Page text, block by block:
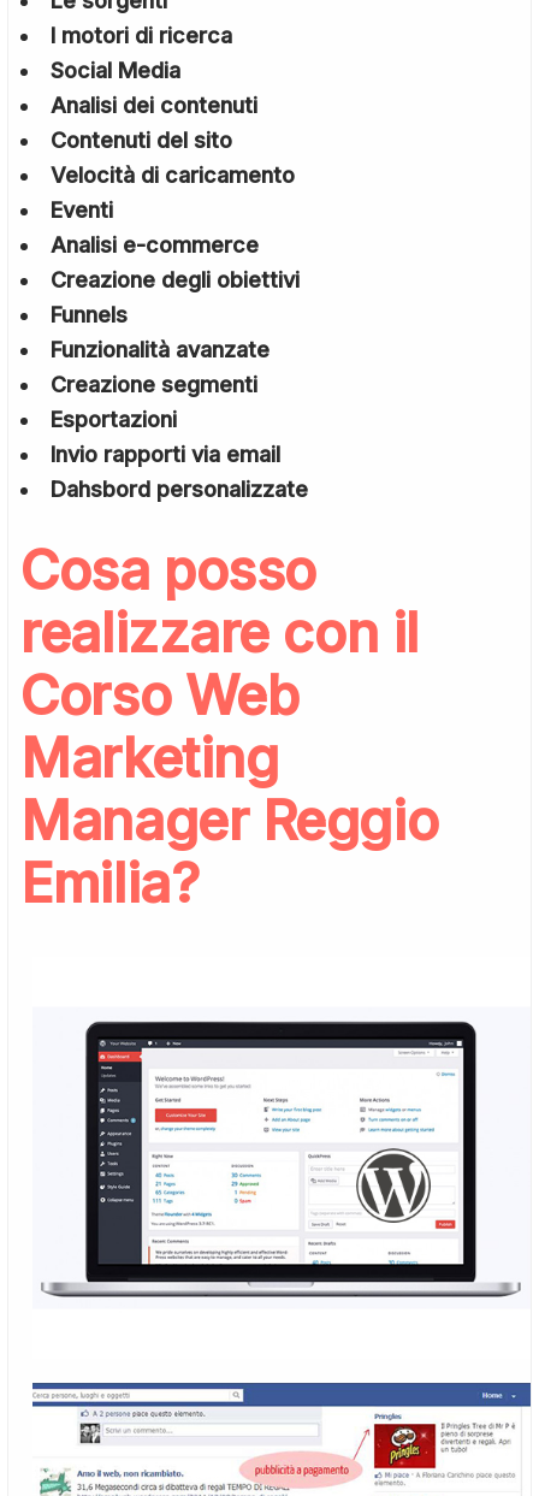
I motori di ricerca
Social Media
Analisi dei contenuti
Contenuti del sito
Velocità di caricamento
Eventi
Analisi e-commerce
Creazione degli obiettivi
Funnels
Funzionalità avanzate
Creazione segmenti
Esportazioni
Invio rapporti via email
Dahsbord personalizzate
Cosa posso
realizzare con il
Corso Web
Marketing
Manager Reggio
Emilia?